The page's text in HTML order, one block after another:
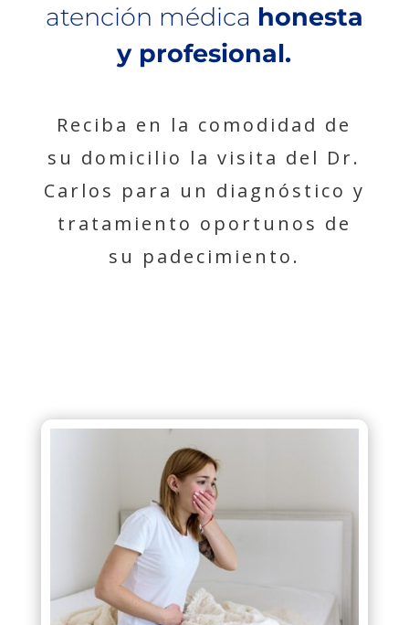
atención médica honesta
y profesional.
Reciba en la comodidad de
su domicilio la visita del Dr.
Carlos para un diagnóstico y
tratamiento oportunos de
su padecimiento.